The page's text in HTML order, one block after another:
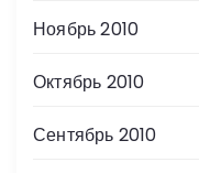
Ноябрь 2010
Октябрь 2010
Сентябрь 2010